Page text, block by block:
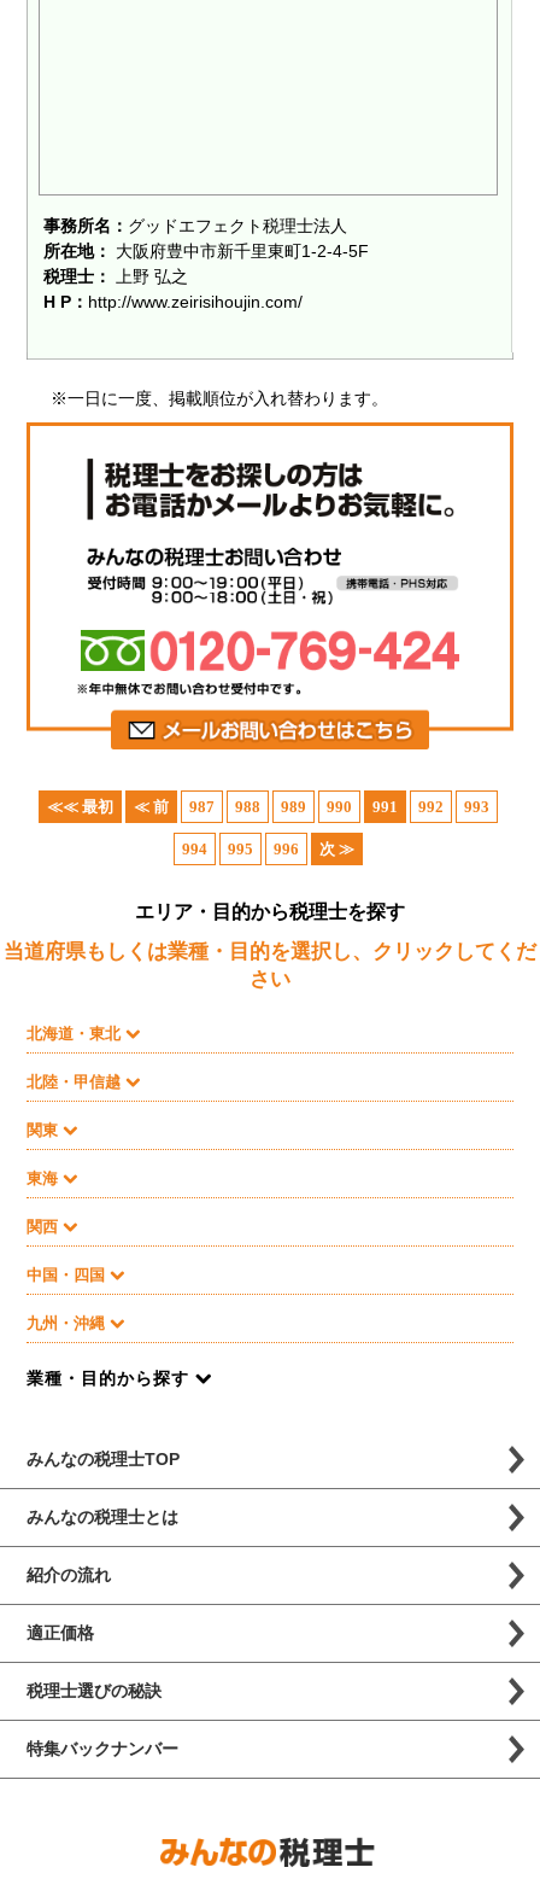
事務所名： グッドエフェクト税理士法人
所在地：
大阪府豊中市新千里東町1-2-4-5F
税理士：
上野 弘之
H P： http://www.zeirisihoujin.com/
※一日に一度、掲載順位が入れ替わります。
≪≪ 最初 ≪ 前 987 988 989 990 991 992 993
994 995 996 次 ≫
エリア・目的から税理士を探す
当道府県もしくは業種・目的を選択し、クリックしてくだ
さい
北海道・東北
北陸・甲信越
関東
東海
関西
中国・四国
九州・沖縄
業種・目的から探す
みんなの税理士TOP
みんなの税理士とは
紹介の流れ
適正価格
税理士選びの秘訣
特集バックナンバー